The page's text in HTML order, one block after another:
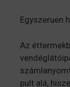
Egyszeruen
Az
pult alá,